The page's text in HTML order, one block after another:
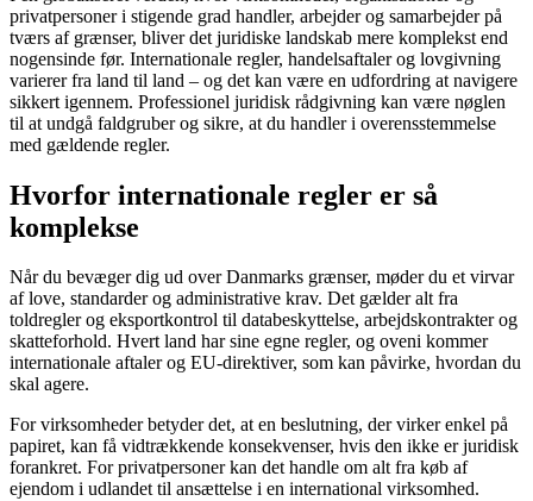
privatpersoner i stigende grad handler, arbejder og samarbejder på
tværs af grænser, bliver det juridiske landskab mere komplekst end
nogensinde før. Internationale regler, handelsaftaler og lovgivning
varierer fra land til land – og det kan være en udfordring at navigere
sikkert igennem. Professionel juridisk rådgivning kan være nøglen
til at undgå faldgruber og sikre, at du handler i overensstemmelse
med gældende regler.
Hvorfor internationale regler er så
komplekse
Når du bevæger dig ud over Danmarks grænser, møder du et virvar
af love, standarder og administrative krav. Det gælder alt fra
toldregler og eksportkontrol til databeskyttelse, arbejdskontrakter og
skatteforhold. Hvert land har sine egne regler, og oveni kommer
internationale aftaler og EU-direktiver, som kan påvirke, hvordan du
skal agere.
For virksomheder betyder det, at en beslutning, der virker enkel på
papiret, kan få vidtrækkende konsekvenser, hvis den ikke er juridisk
forankret. For privatpersoner kan det handle om alt fra køb af
ejendom i udlandet til ansættelse i en international virksomhed.